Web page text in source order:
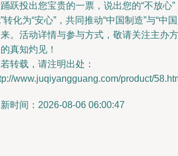
跃投出您宝贵的一票，说出您的“不放心”
转化为“安心”，共同推动“中国制造”与“中
。活动详情与参与方式，敬请关注主办
真知灼见！
转载，请注明出处：
www.juqiyangguang.com/product/
时间：2026-08-06 06:00:47